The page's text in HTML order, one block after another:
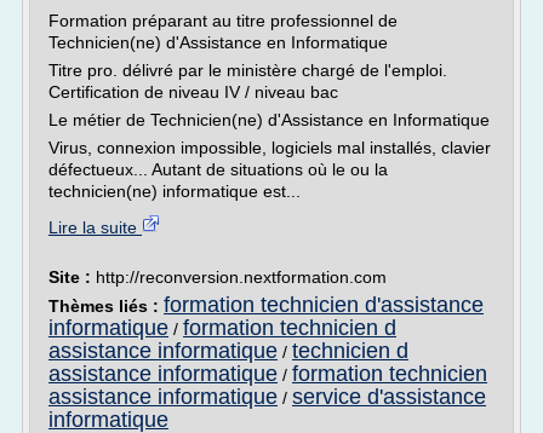
Formation préparant au titre professionnel de
Technicien(ne) d'Assistance en Informatique
Titre pro. délivré par le ministère chargé de l'emploi.
Certification de niveau IV / niveau bac
Le métier de Technicien(ne) d'Assistance en Informatique
Virus, connexion impossible, logiciels mal installés, clavier
défectueux... Autant de situations où le ou la
technicien(ne) informatique est...
Lire la suite
Site : http://reconversion.nextformation.com
Thèmes liés : formation technicien d'assistance
informatique / formation technicien d
assistance informatique / technicien d
assistance informatique / formation technicien
assistance informatique / service d'assistance
informatique